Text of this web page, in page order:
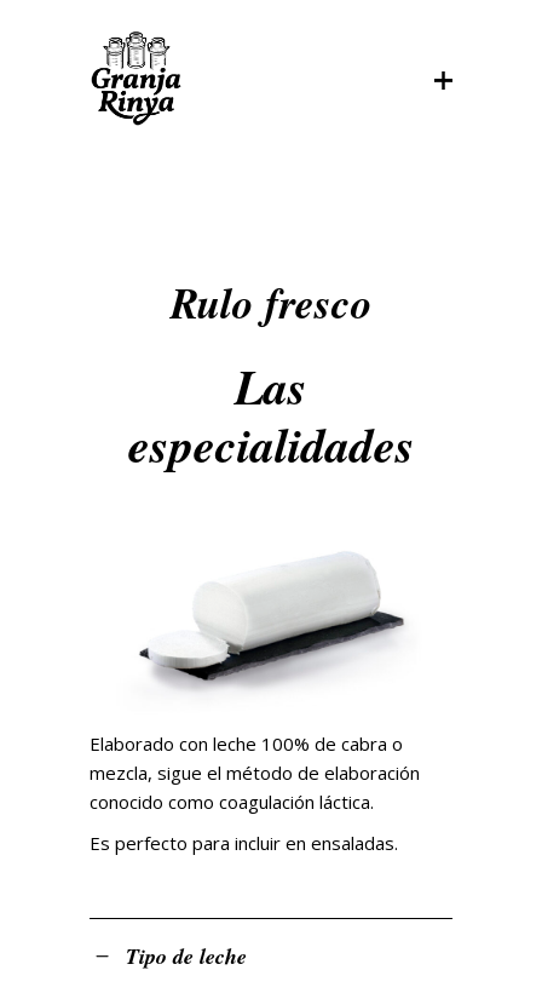
Rulo fresco
Las
especialidades
Elaborado con leche 100% de cabra o
mezcla, sigue el método de elaboración
conocido como coagulación láctica.
Es perfecto para incluir en ensaladas.
Tipo de leche